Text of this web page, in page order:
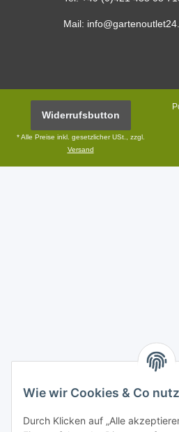
Mail:
Widerrufsbutton
* Alle Preise inkl. gesetzlicher USt., zzgl.
Versand
Wie wir Cookies & Co
Durch Klicken auf „Alle